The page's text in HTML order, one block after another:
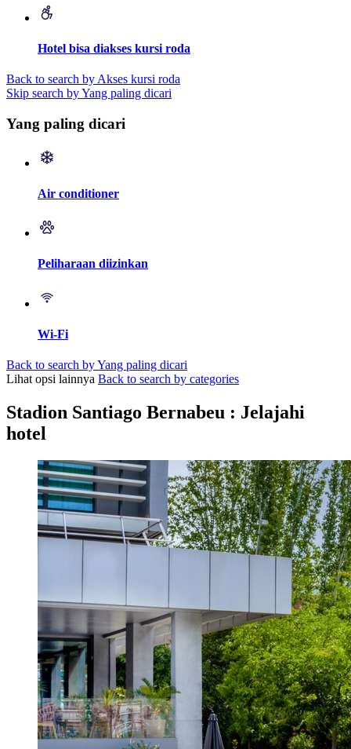
Hotel bisa diakses kursi roda
Back to search by Akses kursi roda
Skip search by Yang paling dicari
Yang paling dicari
Air conditioner
Peliharaan diizinkan
Wi-Fi
Back to search by Yang paling dicari
Lihat opsi lainnya Back to search by categories
Stadion Santiago Bernabeu : Jelajahi
hotel